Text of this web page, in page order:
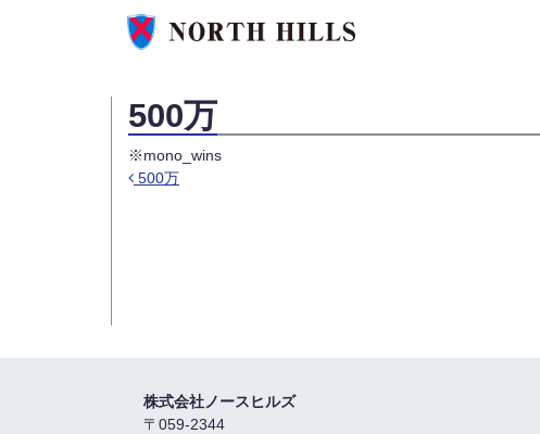
500万
※mono_wins
500万
株式会社ノースヒルズ
〒059-2344